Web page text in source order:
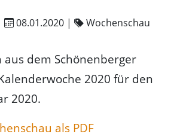
08.01.2020 | Wochenschau
aus dem Schönenberger
2020 für den
2020.
als PDF